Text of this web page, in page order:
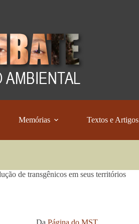
Memórias Textos e Artigos
de transgênicos em seus territórios
Da Página do MST